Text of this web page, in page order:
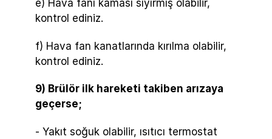
e) Hava fanı kaması sıyırmış olabilir,
kontrol ediniz.
f) Hava fan kanatlarında kırılma olabilir,
kontrol ediniz.
9) Brülör ilk hareketi takiben arızaya
geçerse;
- Yakıt soğuk olabilir, ısıtıcı termostat